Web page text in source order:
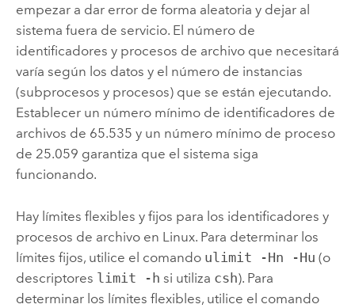
empezar a dar error de forma aleatoria y dejar al
sistema fuera de servicio. El número de
identificadores y procesos de archivo que necesitará
varía según los datos y el número de instancias
(subprocesos y procesos) que se están ejecutando.
Establecer un número mínimo de identificadores de
archivos de 65.535 y un número mínimo de proceso
de 25.059 garantiza que el sistema siga
funcionando.
Hay límites flexibles y fijos para los identificadores y
procesos de archivo en Linux. Para determinar los
límites fijos, utilice el comando ulimit -Hn -Hu (o
descriptores limit -h si utiliza csh). Para
determinar los límites flexibles, utilice el comando